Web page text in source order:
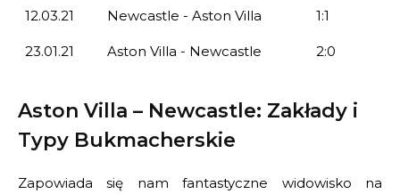
12.03.21 Newcastle - Aston Villa 1:1
23.01.21 Aston Villa - Newcastle 2:0
Aston Villa – Newcastle: Zakłady i
Typy Bukmacherskie
Zapowiada się nam fantastyczne widowisko na